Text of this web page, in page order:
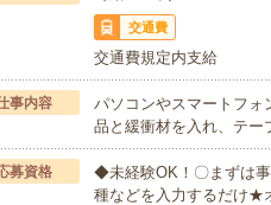
交通費
交通費規定内支給
事内容
パソコンやスマートフォ
品と緩衝材を入れ、テ
募資格
◆未経験OK！〇まずは
種などを入力するだけ★